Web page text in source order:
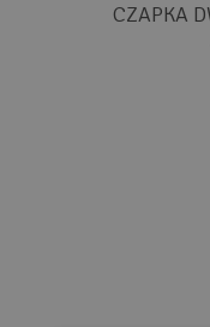
CZAPKA